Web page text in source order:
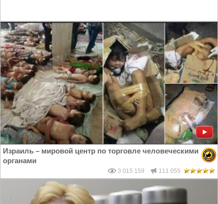
Израиль – мировой центр по торговле человеческими
органами
3 015 159 111 055